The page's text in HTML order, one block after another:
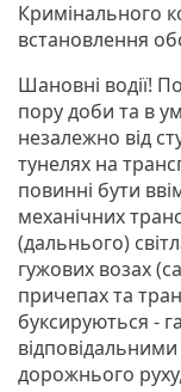
Кримінального
встановлення
Шановні водії!
пору доби та в
незалежно від
тунелях на
повинні бути
механічних
(дальнього)
гужових возах
причепах та
буксируються -
дорожнього